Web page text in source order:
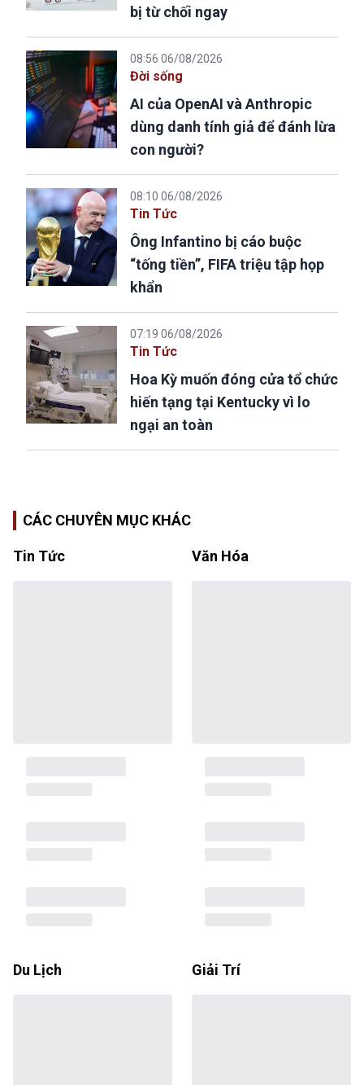
bị từ chối ngay
08:56 06/08/2026
Đời sống
AI của OpenAI và Anthropic
dùng danh tính giả để đánh lừa
con người?
08:10 06/08/2026
Tin Tức
Ông Infantino bị cáo buộc
“tống tiền”, FIFA triệu tập họp
khẩn
07:19 06/08/2026
Tin Tức
Hoa Kỳ muốn đóng cửa tổ chức
hiến tạng tại Kentucky vì lo
ngại an toàn
CÁC CHUYÊN MỤC KHÁC
Tin Tức Văn Hóa
Du Lịch Giải Trí